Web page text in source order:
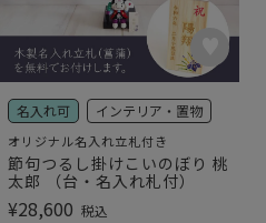
名入れ可 インテリア・置物
オリジナル名入れ立札付き
節句つるし掛けこいのぼり 桃
太郎 （台・名入れ札付）
¥28,600 税込